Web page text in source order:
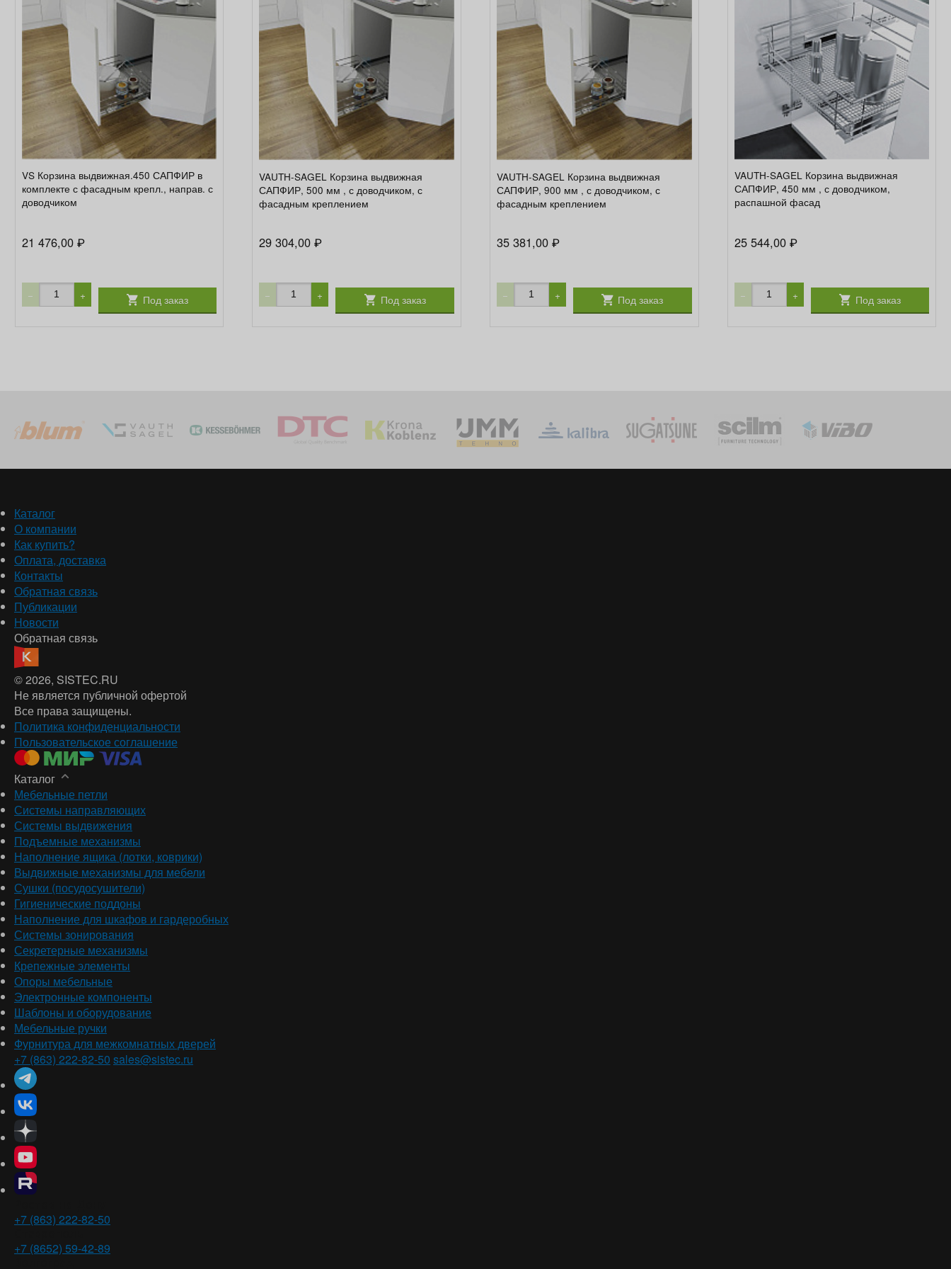
VS Корзина выдвижная.450 САПФИР в
комплекте с фасадным крепл., направ. с
доводчиком
21 476,00 ₽
− + Под заказ
VAUTH-SAGEL Корзина выдвижная
САПФИР, 500 мм , с доводчиком, с
фасадным креплением
29 304,00₽
− + Под заказ
VAUTH-SAGEL Корзина выдвижная
САПФИР, 900 мм , с доводчиком, с
фасадным креплением
35 381,00₽
− + Под заказ
VAUTH-SAGEL Корзина выдвижная
САПФИР, 450 мм , с доводчиком,
распашной фасад
25 544,00 ₽
− + Под заказ
Каталог
О компании
Как купить?
Оплата, доставка
Контакты
Обратная связь
Публикации
Новости
Обратная связь
© 2026, SISTEC.RU
Не является публичной офертой
Все права защищены.
Политика конфиденциальности
Пользовательское соглашение
Каталог
Мебельные петли
Системы направляющих
Системы выдвижения
Подъемные механизмы
Наполнение ящика (лотки, коврики)
Выдвижные механизмы для мебели
Сушки (посудосушители)
Гигиенические поддоны
Наполнение для шкафов и гардеробных
Системы зонирования
Секретерные механизмы
Крепежные элементы
Опоры мебельные
Электронные компоненты
Шаблоны и оборудование
Мебельные ручки
Фурнитура для межкомнатных дверей
+7 (863) 222-82-50 sales@sistec.ru
+7 (863) 222-82-50
+7 (8652) 59-42-89